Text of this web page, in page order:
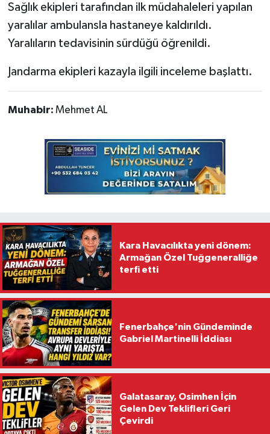
Sağlık ekipleri tarafından ilk müdahaleleri yapılan
yaralılar ambulansla hastaneye kaldırıldı.
Yaralıların tedavisinin sürdüğü öğrenildi.
Jandarma ekipleri kazayla ilgili inceleme başlattı.
Muhabir: Mehmet AL
Kara Havacılıkta yeni dönem:
Armağan Özel Tuğgeneralliğe
terfi etti
Fenerbahçe'nin Gündeminde
Gabriel Martinelli İddiası
Galatasaray, Osimhen İçin
Gelen Dev Teklifleri Geri
Çevirdi